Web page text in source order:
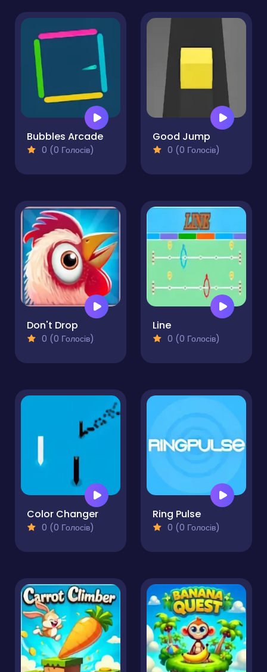
Bubbles Arcade
0 (0 Голосів)
Good Jump
0 (0 Голосів)
Don't Drop
0 (0 Голосів)
Line
0 (0 Голосів)
Color Changer
0 (0 Голосів)
Ring Pulse
0 (0 Голосів)